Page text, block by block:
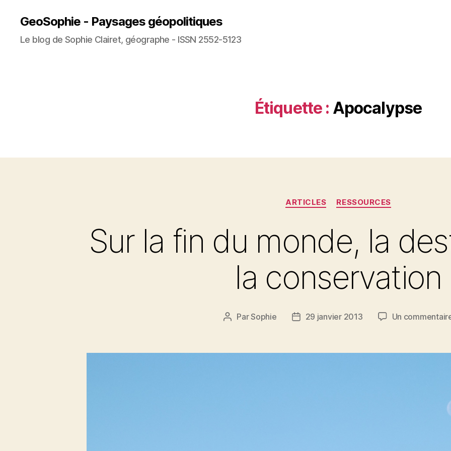
GeoSophie - Paysages géopolitiques
Le blog de Sophie Clairet, géographe - ISSN 2552-5123
Étiquette : Apocalypse
Catégories
ARTICLES RESSOURCES
Sur la fin du monde, la
la conservation
Auteur
ParSophie
Date29 janvier 2013 Un